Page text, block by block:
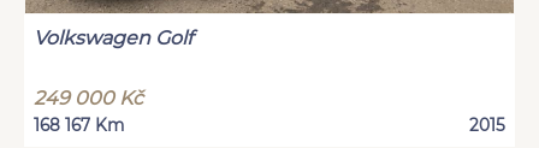
Volkswagen Golf
249 000 Kč
168 167 Km 2015